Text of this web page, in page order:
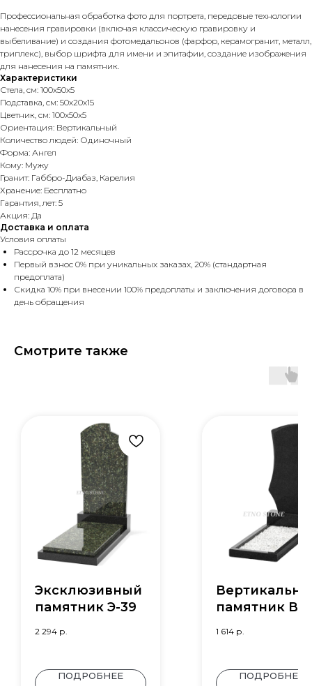
Профессиональная обработка фото для портрета, передовые технологии
нанесения гравировки (включая классическую гравировку и
выбеливание) и создания фотомедальонов (фарфор, керамогранит, металл,
триплекс), выбор шрифта для имени и эпитафии, создание изображения
для нанесения на памятник.
Характеристики
Стела, см: 100х50х5
Подставка, см: 50х20х15
Цветник, см: 100х50х5
Ориентация: Вертикальный
Количество людей: Одиночный
Форма: Ангел
Кому: Мужу
Гранит: Габбро-Диабаз, Карелия
Хранение: Бесплатно
Гарантия, лет: 5
Акция: Да
Доставка и оплата
Условия оплаты
Рассрочка до 12 месяцев
Первый взнос 0% при уникальных заказах, 20% (стандартная
предоплата)
Скидка 10% при внесении 100% предоплаты и заключения договора в
день обращения
Смотрите также
Эксклюзивный
памятник Э-39
2 294 р.
ПОДРОБНЕЕ
памятник В-
1 614 р.
ПОДРОБНЕЕ